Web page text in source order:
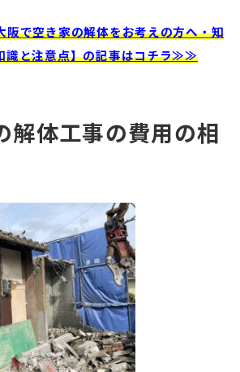
阪で空き家の解体をお考えの方へ・知
識と注意点】の記事はコチラ≫≫
解体工事の費用の相